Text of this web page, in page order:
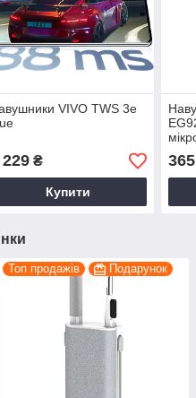
VIVO TWS 3e
₴
Купити
365
Топ продажів Подарунок